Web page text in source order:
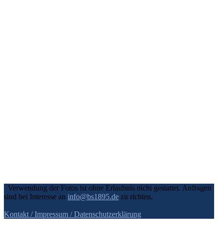
Verwendung der Fotos ist ohne Erlaubnis nicht gestattet. Anfragen
sind bei Interesse an info@bs1895.de zu richten.
Kontakt / Impressum / Datenschutzerklärung